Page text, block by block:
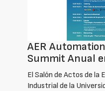
AER
Summit Anual
El Salón de Actos de la
Industrial de la